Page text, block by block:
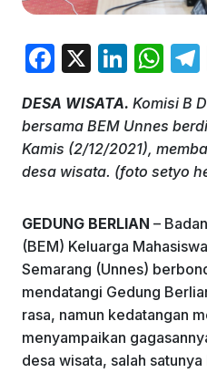
F
c
e
b
o
k
X
Li
k
e
dI
W
at
s
A
p
DESA WISATA. Komisi B
bersama BEM Unnes
Kamis (2/12/2021),
desa wisata. (foto setyo
GEDUNG BERLIAN –
(BEM) Keluarga
Semarang (Unnes)
mendatangi Gedung
rasa, namun kedatangan
menyampaikan
desa wisata, salah